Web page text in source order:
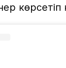
көрсетіп